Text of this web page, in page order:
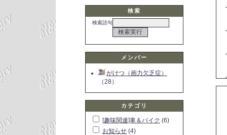
検索
検索語句
メンバー
がけつ（画力欠乏症）
（28）
カテゴリ
[趣味関連]車＆バイク (6)
お知らせ (4)